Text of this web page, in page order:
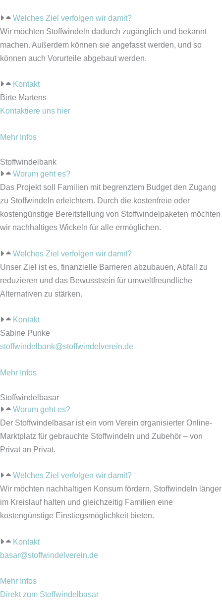
Welches Ziel verfolgen wir damit?
Wir möchten Stoffwindeln dadurch zugänglich und bekannt
machen. Außerdem können sie angefasst werden, und so
können auch Vorurteile abgebaut werden.
Kontakt
Birte Martens
Kontaktiere uns hier
Mehr Infos
Stoffwindelbank
Worum geht es?
Das Projekt soll Familien mit begrenztem Budget den Zugang
zu Stoffwindeln erleichtern. Durch die kostenfreie oder
kostengünstige Bereitstellung von Stoffwindelpaketen möchten
wir nachhaltiges Wickeln für alle ermöglichen.
Welches Ziel verfolgen wir damit?
Unser Ziel ist es, finanzielle Barrieren abzubauen, Abfall zu
reduzieren und das Bewusstsein für umweltfreundliche
Alternativen zu stärken.
Kontakt
Sabine Punke
stoffwindelbank@stoffwindelverein.de
Mehr Infos
Stoffwindelbasar
Worum geht es?
Der Stoffwindelbasar ist ein vom Verein organisierter Online-
Marktplatz für gebrauchte Stoffwindeln und Zubehör – von
Privat an Privat.
Welches Ziel verfolgen wir damit?
Wir möchten nachhaltigen Konsum fördern, Stoffwindeln länger
im Kreislauf halten und gleichzeitig Familien eine
kostengünstige Einstiegsmöglichkeit bieten.
Kontakt
basar@stoffwindelverein.de
Mehr Infos
Direkt zum Stoffwindelbasar